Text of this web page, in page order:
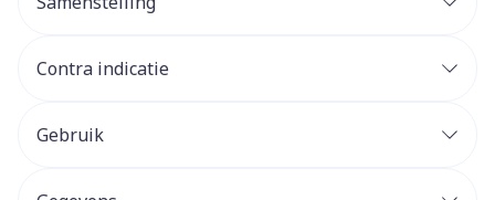
Contra indicatie
Gebruik